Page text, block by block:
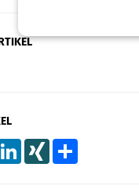
LinkedInXING